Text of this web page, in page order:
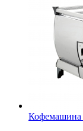
Кофемашина